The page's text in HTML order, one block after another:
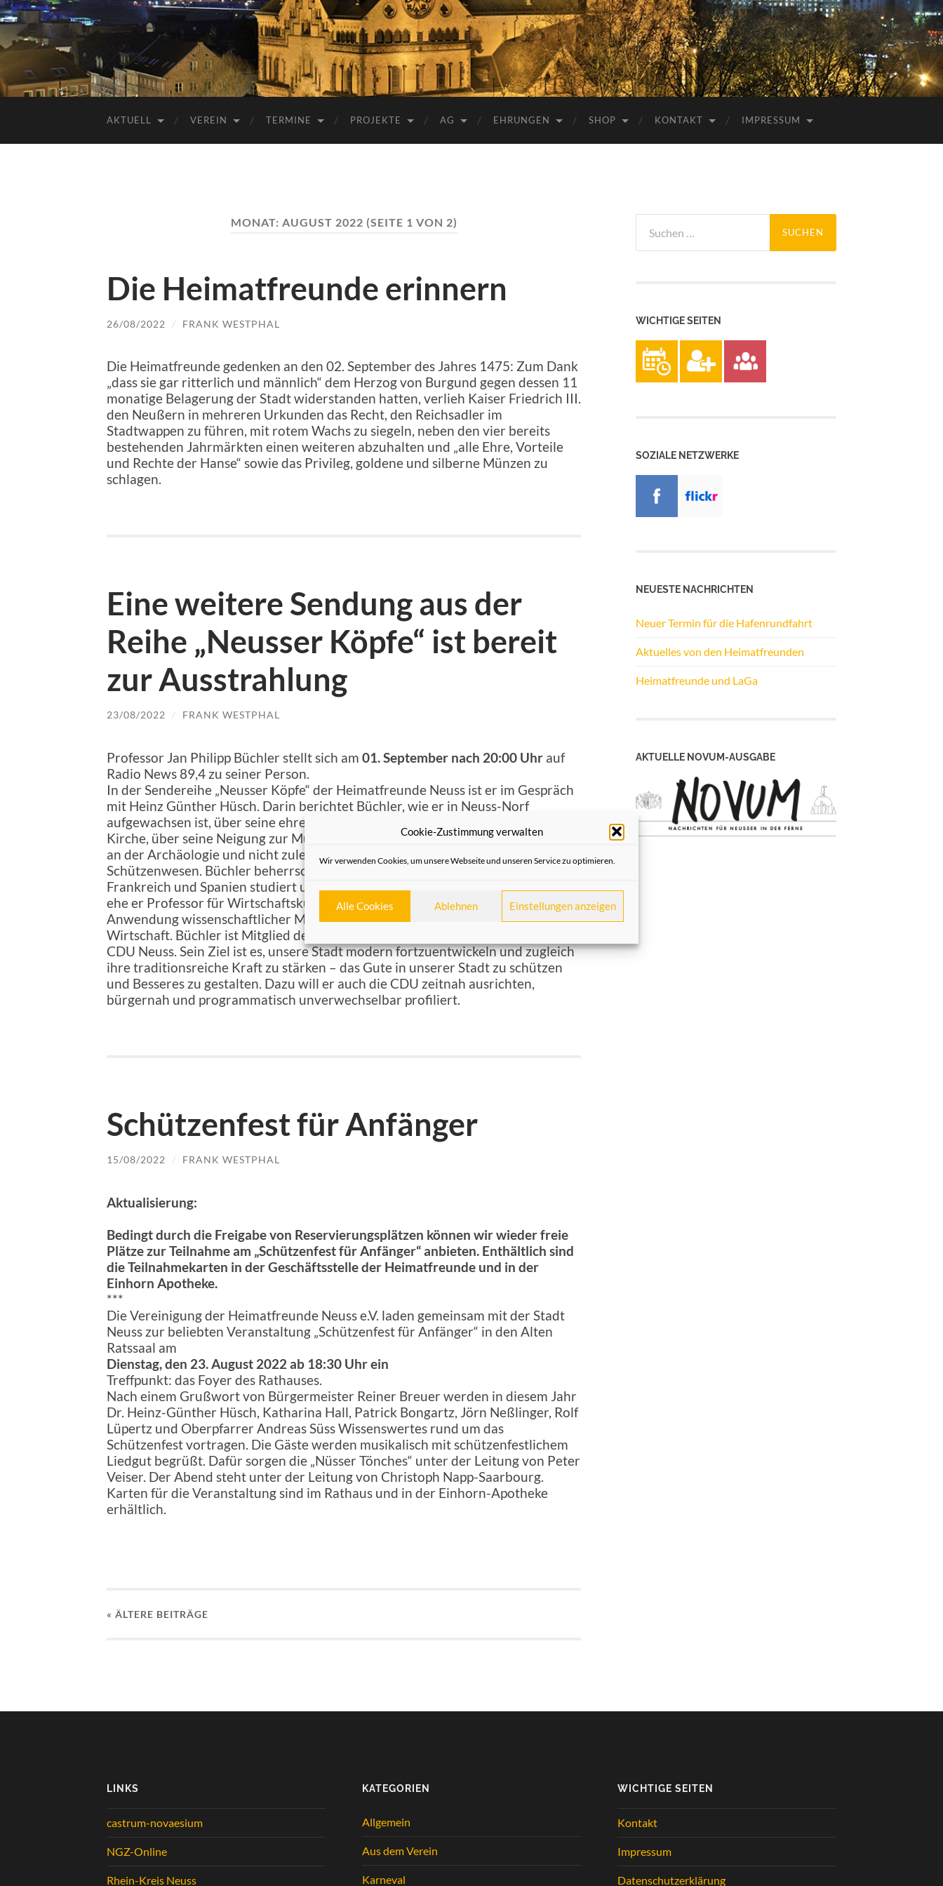
Cookie-Zustimmung verwalten
Wir verwenden Cookies, um unsere Webseite und unseren Service zu optimieren.
Alle Cookies Ablehnen Einstellungen anzeigen
AKTUELL VEREIN TERMINE PROJEKTE AG EHRUNGEN SHOP KONTAKT IMPRESSUM
MONAT: AUGUST 2022 (SEITE 1 VON 2)
Die Heimatfreunde erinnern
26/08/2022 / FRANK WESTPHAL
Die Heimatfreunde gedenken an den 02. September des Jahres 1475: Zum Dank
„dass sie gar ritterlich und männlich“ dem Herzog von Burgund gegen dessen 11
monatige Belagerung der Stadt widerstanden hatten, verlieh Kaiser Friedrich III.
den Neußern in mehreren Urkunden das Recht, den Reichsadler im
Stadtwappen zu führen, mit rotem Wachs zu siegeln, neben den vier bereits
bestehenden Jahrmärkten einen weiteren abzuhalten und „alle Ehre, Vorteile
und Rechte der Hanse“ sowie das Privileg, goldene und silberne Münzen zu
schlagen.
Eine weitere Sendung aus der
Reihe „Neusser Köpfe“ ist bereit
zur Ausstrahlung
23/08/2022 / FRANK WESTPHAL
Professor Jan Philipp Büchler stellt sich am 01. September nach 20:00 Uhr auf
Radio News 89,4 zu seiner Person.
In der Sendereihe „Neusser Köpfe“ der Heimatfreunde Neuss ist er im Gespräch
mit Heinz Günther Hüsch. Darin berichtet Büchler, wie er in Neuss-Norf
aufgewachsen ist, über seine ehrenamtliche Tätigkeiten in der katholischen
Kirche, über seine Neigung zur Musik, zu sportlichen Erfolgen und sein Interesse
an der Archäologie und nicht zuletzt seine Verankerung im Neusser
Schützenwesen. Büchler beherrscht mehrere Sprachen perfekt, hat u.a. in
Frankreich und Spanien studiert und gearbeitet -ebenso wie in Deutschland –
ehe er Professor für Wirtschaftskunde wurde. Sein Spezialgebiet ist die
Anwendung wissenschaftlicher Methoden und Erkenntnisse in der modernen
Wirtschaft. Büchler ist Mitglied des Stadtrates von Neuss und Vorsitzender der
CDU Neuss. Sein Ziel ist es, unsere Stadt modern fortzuentwickeln und zugleich
ihre traditionsreiche Kraft zu stärken – das Gute in unserer Stadt zu schützen
und Besseres zu gestalten. Dazu will er auch die CDU zeitnah ausrichten,
bürgernah und programmatisch unverwechselbar profiliert.
Schützenfest für Anfänger
15/08/2022 / FRANK WESTPHAL
Aktualisierung:
Bedingt durch die Freigabe von Reservierungsplätzen können wir wieder freie
Plätze zur Teilnahme am „Schützenfest für Anfänger“ anbieten. Enthältlich sind
die Teilnahmekarten in der Geschäftsstelle der Heimatfreunde und in der
Einhorn Apotheke.
***
Die Vereinigung der Heimatfreunde Neuss e.V. laden gemeinsam mit der Stadt
Neuss zur beliebten Veranstaltung „Schützenfest für Anfänger“ in den Alten
Ratssaal am
Dienstag, den 23. August 2022 ab 18:30 Uhr ein
Treffpunkt: das Foyer des Rathauses.
Nach einem Grußwort von Bürgermeister Reiner Breuer werden in diesem Jahr
Dr. Heinz-Günther Hüsch, Katharina Hall, Patrick Bongartz, Jörn Neßlinger, Rolf
Lüpertz und Oberpfarrer Andreas Süss Wissenswertes rund um das
Schützenfest vortragen. Die Gäste werden musikalisch mit schützenfestlichem
Liedgut begrüßt. Dafür sorgen die „Nüsser Tönches“ unter der Leitung von Peter
Veiser. Der Abend steht unter der Leitung von Christoph Napp-Saarbourg.
Karten für die Veranstaltung sind im Rathaus und in der Einhorn-Apotheke
erhältlich.
« ÄLTERE BEITRÄGE
nach:
WICHTIGE SEITEN
SOZIALE NETZWERKE
NEUESTE NACHRICHTEN
Neuer Termin für die Hafenrundfahrt
Aktuelles von den Heimatfreunden
Heimatfreunde und LaGa
AKTUELLE NOVUM-AUSGABE
LINKS
castrum-novaesium
NGZ-Online
Rhein-Kreis Neuss
KATEGORIEN
Allgemein
Aus dem Verein
Karneval
WICHTIGE SEITEN
Kontakt
Impressum
Datenschutzerklärung